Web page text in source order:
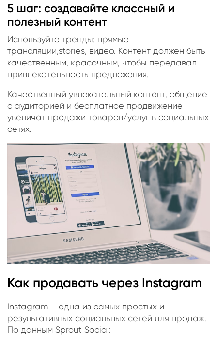
5 шаг: создавайте классный и
полезный контент
Используйте тренды: прямые
трансляции,stories, видео. Контент должен быть
качественным, красочным, чтобы передавал
привлекательность предложения.
Качественный увлекательный контент, общение
с аудиторией и бесплатное продвижение
увеличат продажи товаров/услуг в социальных
сетях.
Как продавать через Instagram
Instagram – одна из самых простых и
результативных социальных сетей для продаж.
По данным Sprout Social: